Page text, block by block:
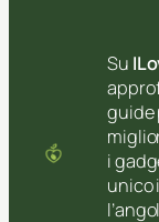
Su
guide
i
unico